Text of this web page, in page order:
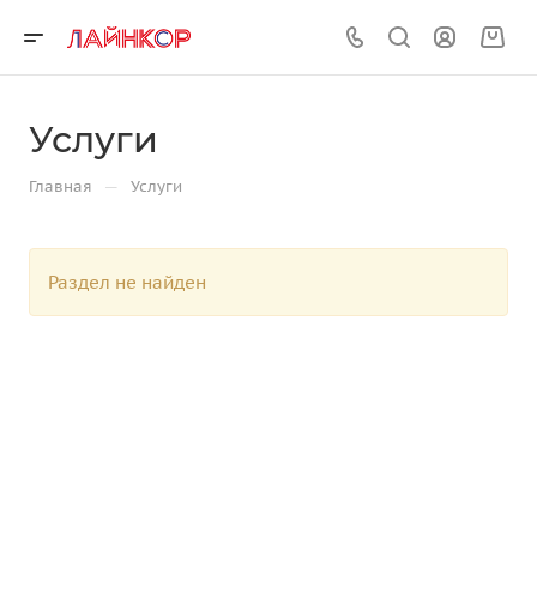
Услуги
Главная — Услуги
Раздел не найден